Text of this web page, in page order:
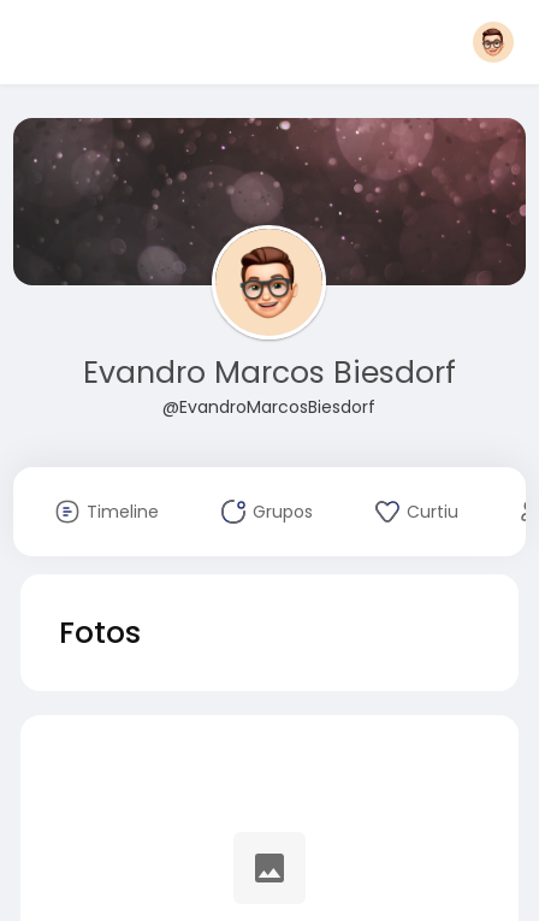
Evandro Marcos Biesdorf
@EvandroMarcosBiesdorf
Timeline Grupos Curtiu
Fotos